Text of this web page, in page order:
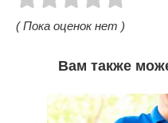
( Пока оценок нет )
Вам также